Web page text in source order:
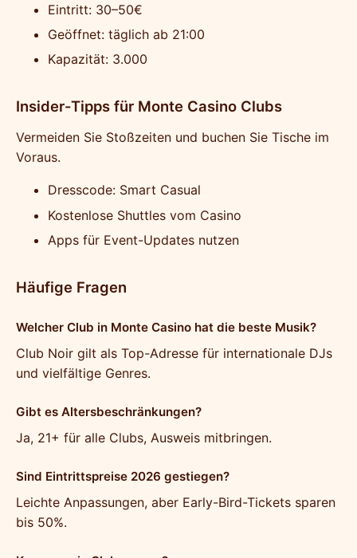
Eintritt: 30–50€
Geöffnet: täglich ab 21:00
Kapazität: 3.000
Insider-Tipps für Monte Casino Clubs
Vermeiden Sie Stoßzeiten und buchen Sie Tische im
Voraus.
Dresscode: Smart Casual
Kostenlose Shuttles vom Casino
Apps für Event-Updates nutzen
Häufige Fragen
Welcher Club in Monte Casino hat die beste Musik?
Club Noir gilt als Top-Adresse für internationale DJs
und vielfältige Genres.
Gibt es Altersbeschränkungen?
Ja, 21+ für alle Clubs, Ausweis mitbringen.
Sind Eintrittspreise 2026 gestiegen?
Leichte Anpassungen, aber Early-Bird-Tickets sparen
bis 50%.